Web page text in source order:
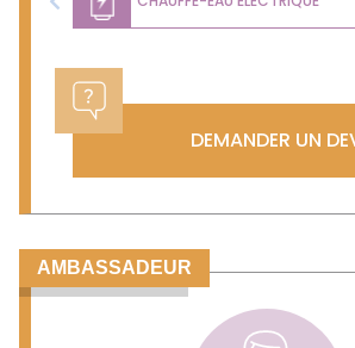
Previous
DEMANDER UN
AMBASSADEUR